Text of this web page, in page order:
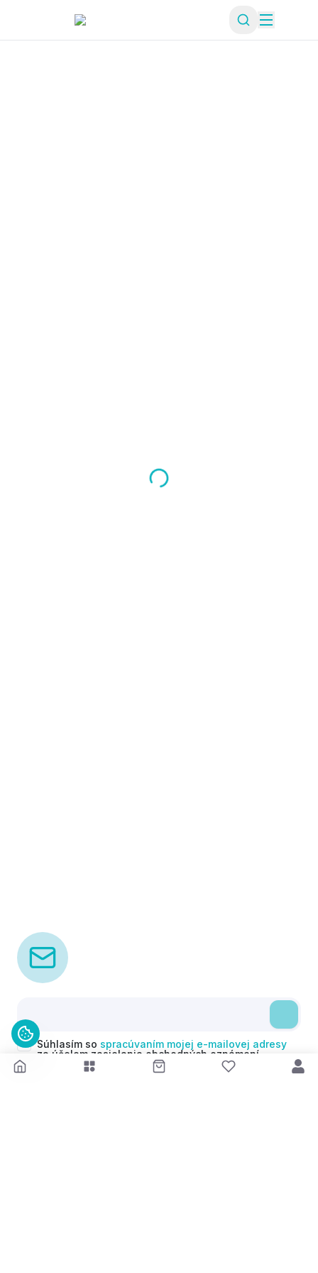
Súhlasím so spracúvaním mojej e-mailovej adresy
za účelom zasielania obchodných oznámení
(newsletterov) v súlade s čl. 6 ods. 1 písm. a)
Nariadenia GDPR. Svoj súhlas môžem kedykoľvek